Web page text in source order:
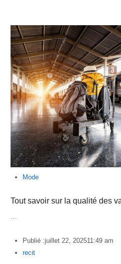
Mode
Tout savoir sur la qualité des
Publié :juillet 22, 202511:49 am
Author
recit